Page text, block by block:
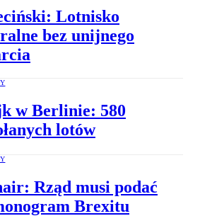
Lotnisko
bez unijnego
w Berlinie: 580
lotów
Rząd musi podać
Brexitu